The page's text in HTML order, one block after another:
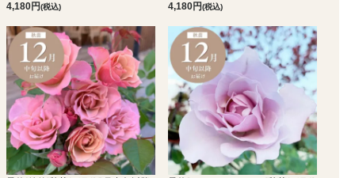
4,180
(税込)
4,180
(税込)